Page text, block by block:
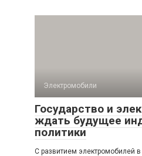
Электромобили
Государство и
ждать будущее
политики
С развитием электромобилей в